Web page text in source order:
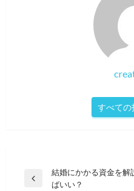
すべての
投
結婚にかかる資金を解
ばいい？